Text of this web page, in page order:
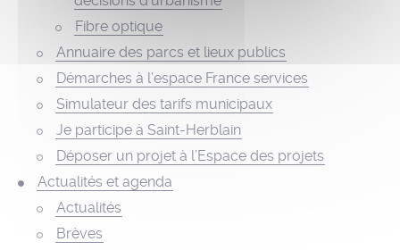
Fibre optique
Annuaire des parcs et lieux publics
Démarches à l’espace France services
Simulateur des tarifs municipaux
Je participe à Saint-Herblain
Déposer un projet à l’Espace des projets
Actualités et agenda
Actualités
Brèves